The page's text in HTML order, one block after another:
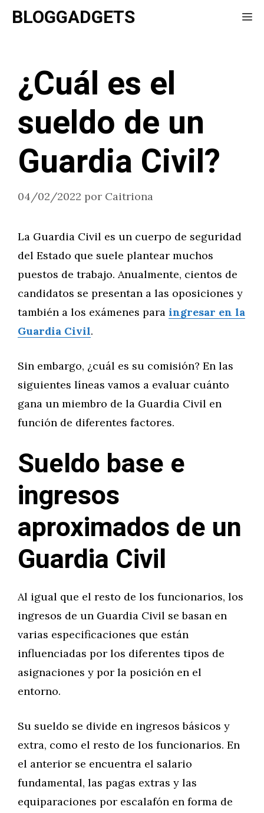
SaltarBLOGGADGETS
¿Cuál es el
sueldo de un
Guardia Civil?
04/02/2022 por Caitriona
La Guardia Civil es un cuerpo de seguridad
del Estado que suele plantear muchos
puestos de trabajo. Anualmente, cientos de
candidatos se presentan a las oposiciones y
también a los exámenes para ingresar en la
Guardia Civil.
Sin embargo, ¿cuál es su comisión? En las
siguientes líneas vamos a evaluar cuánto
gana un miembro de la Guardia Civil en
función de diferentes factores.
Sueldo base e
ingresos
aproximados de un
Guardia Civil
Al igual que el resto de los funcionarios, los
ingresos de un Guardia Civil se basan en
varias especificaciones que están
influenciadas por los diferentes tipos de
asignaciones y por la posición en el
entorno.
Su sueldo se divide en ingresos básicos y
extra, como el resto de los funcionarios. En
el anterior se encuentra el salario
fundamental, las pagas extras y las
equiparaciones por escalafón en forma de